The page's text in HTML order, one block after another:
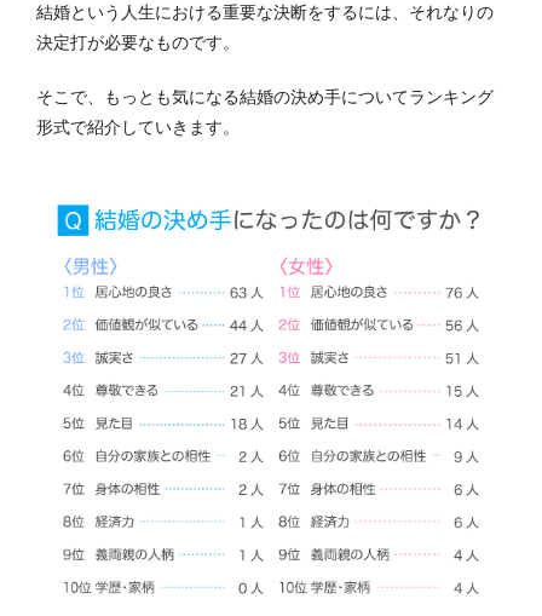
結婚という人生における重要な決断をするには、それなりの
決定打が必要なものです。
そこで、もっとも気になる結婚の決め手についてランキング
形式で紹介していきます。